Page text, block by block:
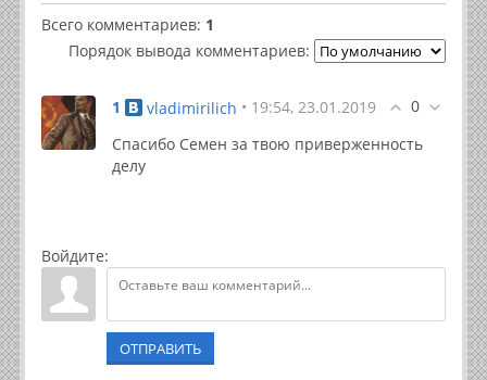
Всего комментариев: 1
Порядок вывода комментариев:
0
1 vladimirilich • 19:54, 23.01.2019
Спасибо Семен за твою приверженность
делу
Войдите:
ОТПРАВИТЬ